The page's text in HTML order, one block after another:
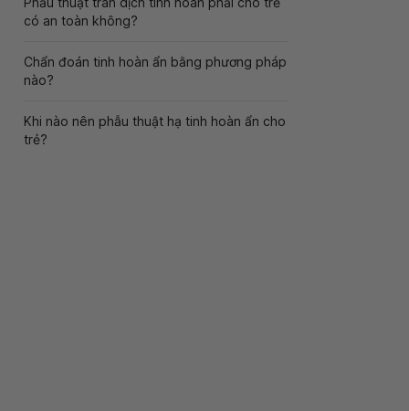
có an toàn không?
Chẩn đoán tinh hoàn ẩn bằng phương pháp
nào?
Khi nào nên phẫu thuật hạ tinh hoàn ẩn cho
trẻ?